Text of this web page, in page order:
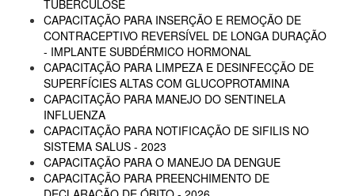
TUBERCULOSE
CAPACITAÇÃO PARA INSERÇÃO E REMOÇÃO DE
CONTRACEPTIVO REVERSÍVEL DE LONGA DURAÇÃO
- IMPLANTE SUBDÉRMICO HORMONAL
CAPACITAÇÃO PARA LIMPEZA E DESINFECÇÃO DE
SUPERFÍCIES ALTAS COM GLUCOPROTAMINA
CAPACITAÇÃO PARA MANEJO DO SENTINELA
INFLUENZA
CAPACITAÇÃO PARA NOTIFICAÇÃO DE SIFILIS NO
SISTEMA SALUS - 2023
CAPACITAÇÃO PARA O MANEJO DA DENGUE
CAPACITAÇÃO PARA PREENCHIMENTO DE